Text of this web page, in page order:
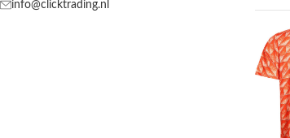
info@clicktrading.nl